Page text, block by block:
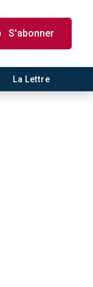
S'abonner
La Lettre